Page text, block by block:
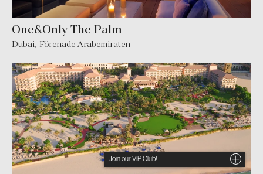
One&Only The Palm
Dubai, Förenade Arabemiraten